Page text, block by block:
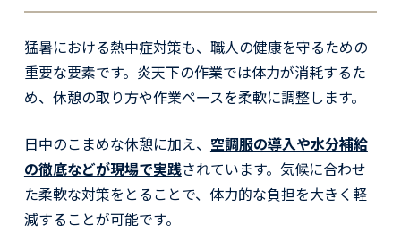
猛暑における熱中症対策も、職人の健康を守るための
重要な要素です。炎天下の作業では体力が消耗するた
め、休憩の取り方や作業ペースを柔軟に調整します。
日中のこまめな休憩に加え、 空調服の導入や水分補給
の徹底などが現場で実践されています。気候に合わせ
た柔軟な対策をとることで、体力的な負担を大きく軽
減することが可能です。